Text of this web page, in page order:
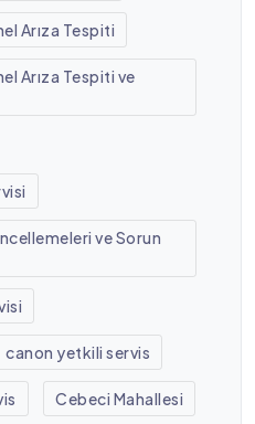
Arıza Tespiti
Arıza Tespiti ve
ve Sorun
canon yetkili servis
Cebeci Mahallesi